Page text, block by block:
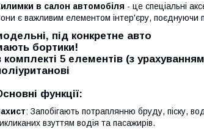
в салон автомобіля - це спеціальні
є важливим елементом інтер'єру, поєднуючи
під конкретне авто
бортики!
комплекті 5 елементів (з
функції:
: Запобігають потраплянню бруду, піску,
взуттям водія та пасажирів.